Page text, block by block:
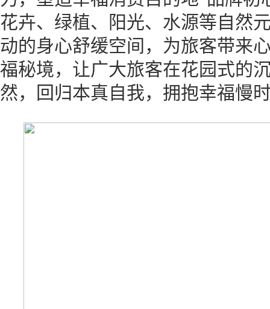
花卉、绿植、阳光、水源等自然
动的身心舒缓空间，为旅客带来
福秘境，让广大旅客在花园式的
然，回归本真自我，拥抱幸福慢